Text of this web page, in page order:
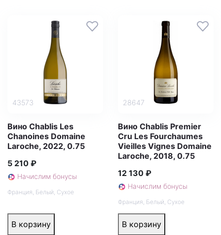
43573
Вино Chablis Les
Chanoines Domaine
Laroche, 2022, 0.75
5 210 ₽
Начислим бонусы
Франция Белый Сухое
В корзину
28647
Вино Chablis Premier
Cru Les Fourchaumes
Vieilles Vignes Domaine
Laroche, 2018, 0.75
12 130 ₽
Начислим бонусы
Франция Белый Сухое
В корзину